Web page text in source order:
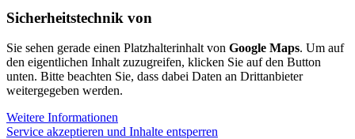
Sicherheitstechnik von
Sie sehen gerade einen Platzhalterinhalt von Google Maps. Um auf
den eigentlichen Inhalt zuzugreifen, klicken Sie auf den Button
unten. Bitte beachten Sie, dass dabei Daten an Drittanbieter
weitergegeben werden.
Weitere Informationen
Service akzeptieren und Inhalte entsperren